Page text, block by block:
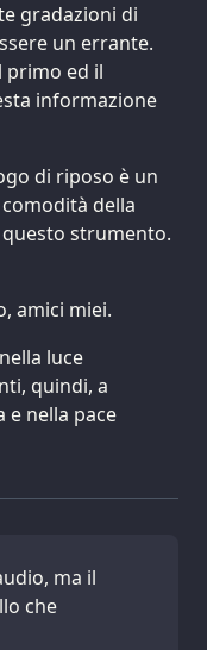
gradazioni di
un errante.
primo ed il
informazione
di riposo è un
della
strumento.
amici miei.
luce
quindi, a
e nella pace
ma il
che